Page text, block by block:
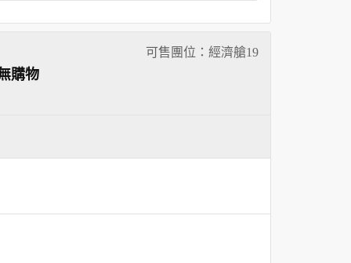
可售團位：經濟艙19
購物